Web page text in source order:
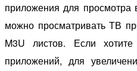
приложения для
можно просматривать ТВ
M3U листов. Если
приложений, для